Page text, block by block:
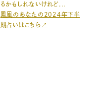
るかもしれないけれど...
鳳凰のあなたの2024年下半
期占いはこちら↗️